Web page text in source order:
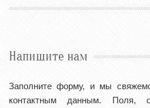
Напишите нам
Заполните форму, и мы
контактным данным. Поля,